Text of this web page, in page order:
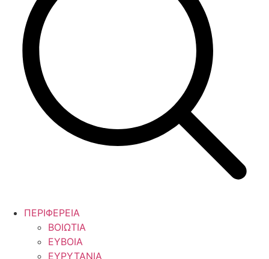
ΠΕΡΙΦΕΡΕΙΑ
ΒΟΙΩΤΙΑ
ΕΥΒΟΙΑ
ΕΥΡΥΤΑΝΙΑ